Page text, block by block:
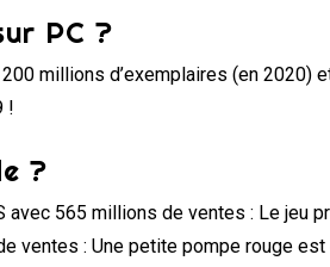
PC ?
millions d’exemplaires (en 2020)
!
?
565 millions de ventes : Le jeu
ventes : Une petite pompe rouge